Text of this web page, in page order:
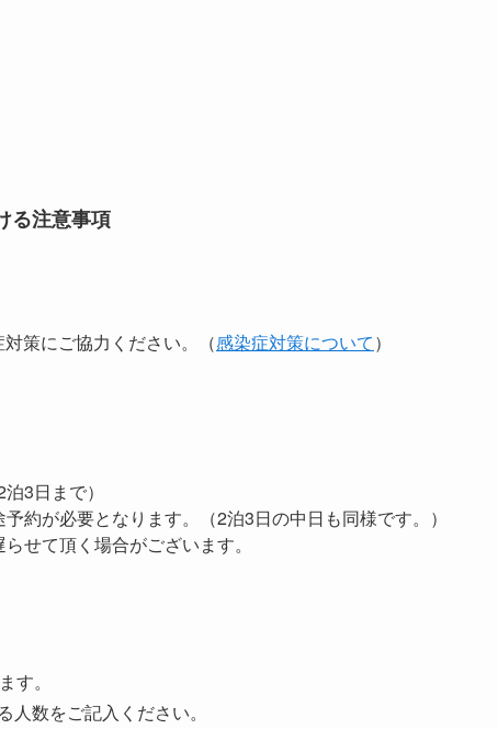
る注意事項
策にご協力ください。（感染症対策について）
3日まで）
約が必要となります。（2泊3日の中日も同様です。）
せて頂く場合がございます。
す。
数をご記入ください。